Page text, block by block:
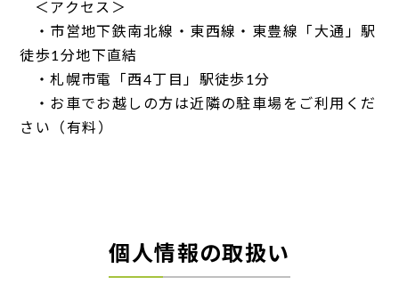
＜アクセス＞
・市営地下鉄南北線・東西線・東豊線「大通」駅
徒歩1分地下直結
・札幌市電「西4丁目」駅徒歩1分
・お車でお越しの方は近隣の駐車場をご利用くだ
さい（有料）
個人情報の取扱い